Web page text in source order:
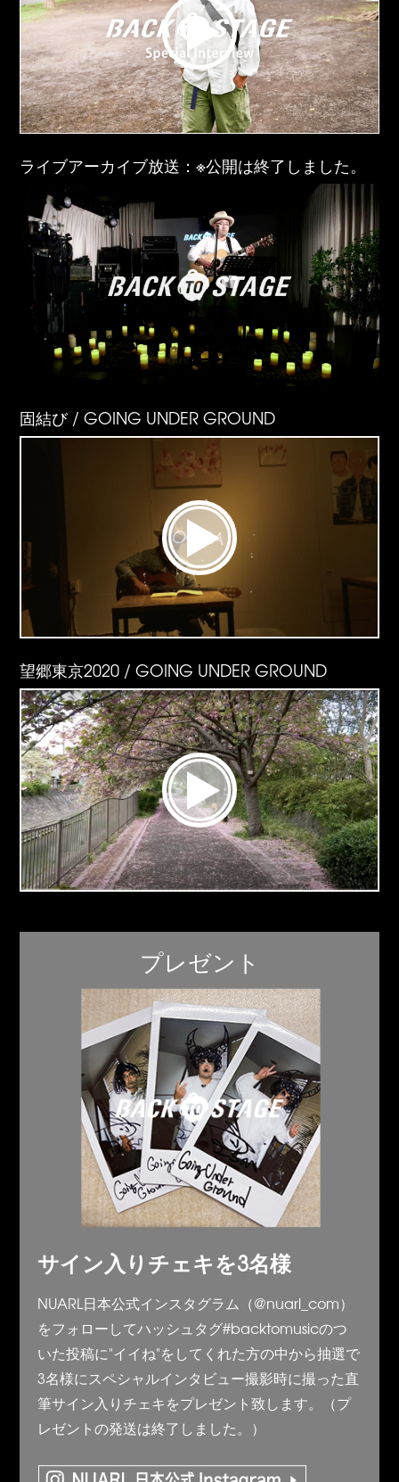
ライブアーカイブ放送：※公開は終了しました。
固結び / GOING UNDER GROUND
望郷東京2020 / GOING UNDER GROUND
プレゼント
サイン入りチェキを3名様
NUARL日本公式インスタグラム（@nuarl_com）
をフォローしてハッシュタグ#backtomusicのつ
いた投稿に"イイね"をしてくれた方の中から抽選で
3名様にスペシャルインタビュー撮影時に撮った直
筆サイン入りチェキをプレゼント致します。（プ
レゼントの発送は終了しました。）